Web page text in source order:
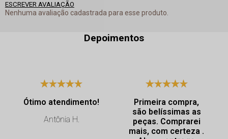
ESCREVER AVALIAÇÃO
Nenhuma avaliação cadastrada para esse produto.
Depoimentos
Ótimo atendimento!
Antônia H.
Primeira compra,
são belíssimas as
peças. Comprarei
mais, com certeza .